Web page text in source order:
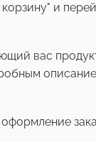
и
вас